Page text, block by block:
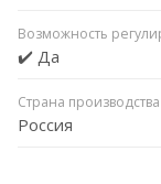
Возможность
✔️ Да
Страна производства
Россия